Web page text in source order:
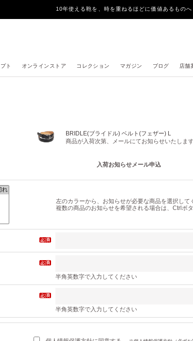
10年使える鞄を、時を重ねるほどに価値あるものへ
ト オンラインストア コレクション マガジン ブログ 店舗
BRIDLE(ブライドル) ベルト(フェザー) L
商品が入荷次第、メールにてお知らせいたします
入荷お知らせメール申込
左のカラーから、お知らせが必要な商品を選択して
複数の商品のお知らせを希望される場合は、Ctrlボ
半角英数字で入力してください
半角英数字で入力してください